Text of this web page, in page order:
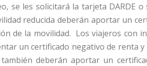
se les solicitará la tarjeta DARDE o
reducida deberán aportar un
de la movilidad. Los viajeros con
un certificado negativo de renta y
deberán aportar un